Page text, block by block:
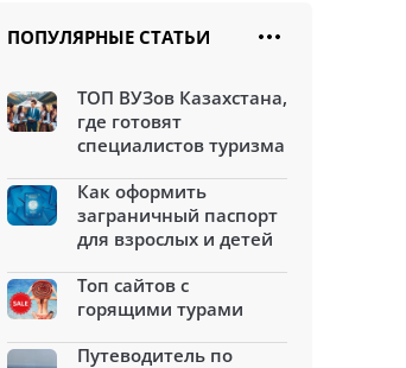
ПОПУЛЯРНЫЕ СТАТЬИ
ТОП ВУЗов Казахстана,
где готовят
специалистов туризма
Как оформить
заграничный паспорт
для взрослых и детей
Топ сайтов с
горящими турами
Путеводитель по